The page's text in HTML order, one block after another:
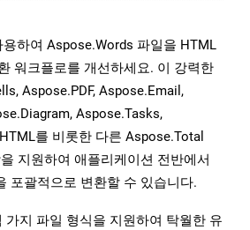
용하여 Aspose.Words 파일을 HTML
워크플로를 개선하세요. 이 강력한
Aspose.PDF, Aspose.Email,
Aspose.Tasks,
를 비롯한 다른 Aspose.Total
지원하여 애플리케이션 전반에서
포괄적으로 변환할 수 있습니다.
지 파일 형식을 지원하여 탁월한 유